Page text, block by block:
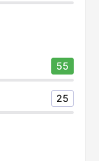
55
25